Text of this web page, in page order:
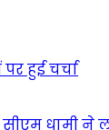
हुई चर्चा
सीएम धामी ने